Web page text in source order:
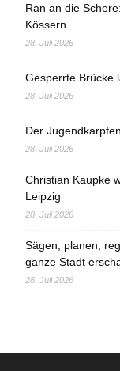
Ran an die
Kössern
28. Juli 2026
Gesperrte Brücke
28. Juli 2026
Der
28. Juli 2026
Christian Kaupke
Leipzig
28. Juli 2026
Sägen, planen,
ganze Stadt
28. Juli 2026